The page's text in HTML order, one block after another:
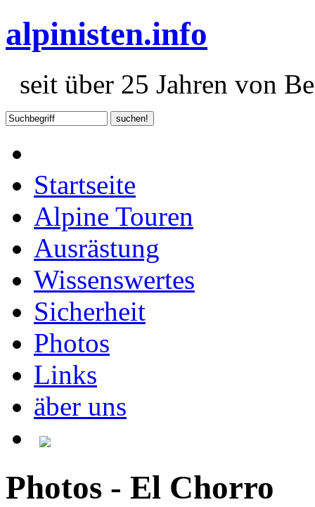
alpinisten.info
seit über 25 Jahren von
Startseite
Alpine Touren
Ausrästung
Wissenswertes
Sicherheit
Photos
Links
äber uns
Photos - El Chorro